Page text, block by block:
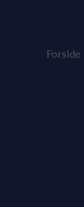
Forside